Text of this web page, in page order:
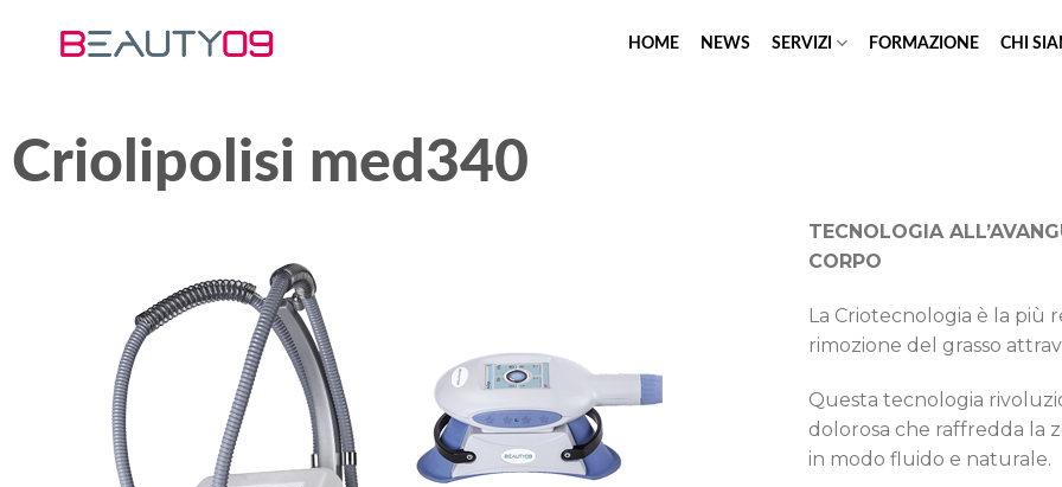
HOME NEWS SERVIZI FORMAZIONE CHI
Criolipolisi med340
TECNOLOGIA
CORPO
La Criotecnologia è la
rimozione del grasso
Questa tecnologia
dolorosa che raffredda la
in modo fluido e naturale.